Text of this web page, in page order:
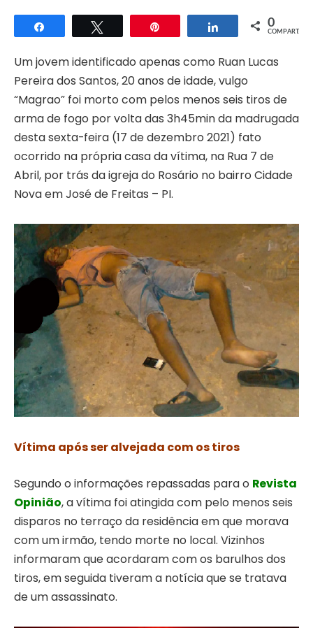
Compartilhar Compartilhar
0
COMPART.
Um jovem identificado apenas como Ruan Lucas
Pereira dos Santos, 20 anos de idade, vulgo
“Magrao” foi morto com pelos menos seis tiros de
arma de fogo por volta das 3h45min da madrugada
desta sexta-feira (17 de dezembro 2021) fato
ocorrido na própria casa da vítima, na Rua 7 de
Abril, por trás da igreja do Rosário no bairro Cidade
Nova em José de Freitas – PI.
Vítima após ser alvejada com os tiros
Segundo o informações repassadas para o Revista
Opinião, a vítima foi atingida com pelo menos seis
disparos no terraço da residência em que morava
com um irmão, tendo morte no local. Vizinhos
informaram que acordaram com os barulhos dos
tiros, em seguida tiveram a notícia que se tratava
de um assassinato.